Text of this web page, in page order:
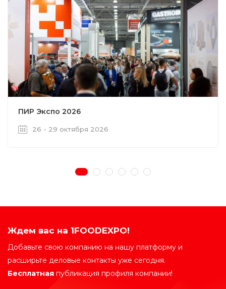
ПИР Экспо 2026
26 - 29 октября 2026
Ждем вас на 1FOODEXPO!
Добавьте свою компанию на нашу платформу и
расширьте деловые контакты уже сегодня.
Бесплатная публикация профиля компании!